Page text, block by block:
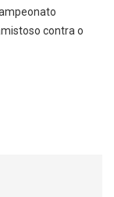
contra o